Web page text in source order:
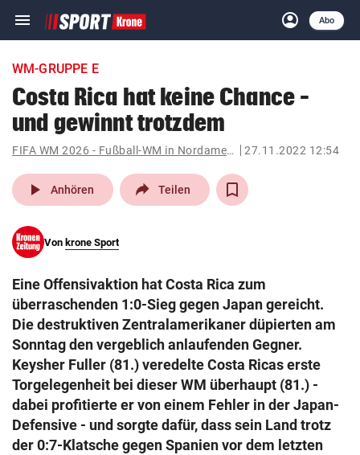
menu Navigation
ein-/ausklappen
account_circle
Anmelden
Abo
close Schließen
account_circle Anmelden
pin_drop
Wien arrow_right
search
eingeben
© Krone Multimedia GmbH & Co KG 2026
Muthgasse 2, 1190 Wien
WM-GRUPPE E
Costa Rica hat keine Chance –
und gewinnt trotzdem
FIFA WM 2026 - Fußball-WM in Nordamerika 27.11.2022 12:54
play_arrow Anhören Teilen
Von krone Sport
Eine Offensivaktion hat Costa Rica zum
überraschenden 1:0-Sieg gegen Japan gereicht.
Die destruktiven Zentralamerikaner düpierten am
Sonntag den vergeblich anlaufenden Gegner.
Keysher Fuller (81.) veredelte Costa Ricas erste
Torgelegenheit bei dieser WM überhaupt (81.) -
dabei profitierte er von einem Fehler in der Japan-
Defensive - und sorgte dafür, dass sein Land trotz
der 0:7-Klatsche gegen Spanien vor dem letzten